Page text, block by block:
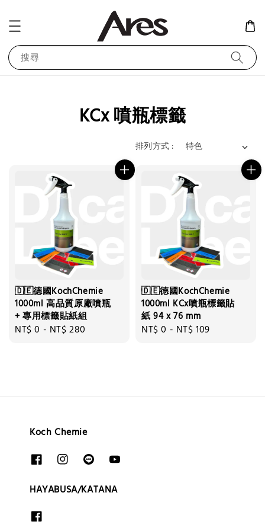
搜尋
KCx 噴瓶標籤
排列方式 :
🇩🇪德國KochChemie
1000ml 高品質原廠噴瓶
+ 專用標籤貼紙組
Regular
NT$ 0 - NT$ 280
🇩🇪德國KochChemie
1000ml KCx噴瓶標籤貼
紙 94 x 76 mm
Regular
NT$ 0 - NT$ 109
Koch Chemie
HAYABUSA/KATANA